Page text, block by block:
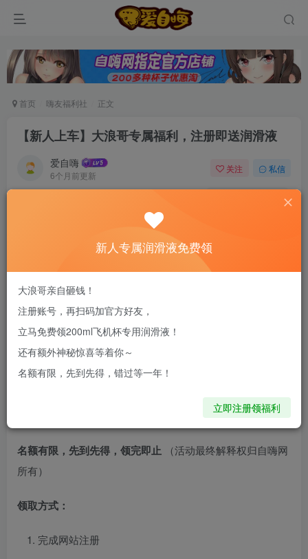
首页 嗨友福利社 正文
【新人上车】大浪哥专属福利，注册即送润滑液
爱自嗨
6个月前更新
关注 私信
新老司机速来！注册自嗨网+扫码加好友，即
送200ml润滑液→
大浪哥，5年骨灰级玩家，自嗨网创始人。从动漫同好到飞机
杯测评发烧友，测评过市面大部分产品，如今和一群老司机
打造了这个专业社区。这里不卖货，只聊真实体验。
现在注册自嗨网账号，扫码添加大浪哥微信，即可领取：
✓ 200ml优质润滑液一瓶
名额有限，先到先得，领完即止 （活动最终解释权归自嗨网
所有）
领取方式：
完成网站注册
新人专属润滑液免费领
大浪哥亲自砸钱！
注册账号，再扫码加官方好友，
立马免费领200ml飞机杯专用润滑液！
还有额外神秘惊喜等着你～
名额有限，先到先得，错过等一年！
立即注册领福利